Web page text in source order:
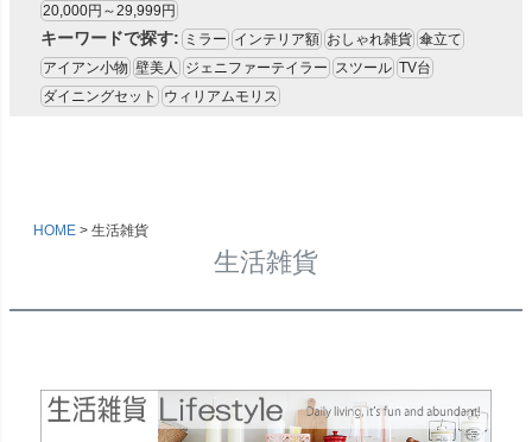
20,000円～29,999円
キーワードで探す: ミラー インテリア額 おしゃれ雑貨 傘立て
アイアン小物 壁美人 ジェニファーテイラー スツール TV台
ダイニングセット
ウィリアムモリス
HOME 生活雑貨
生活雑貨